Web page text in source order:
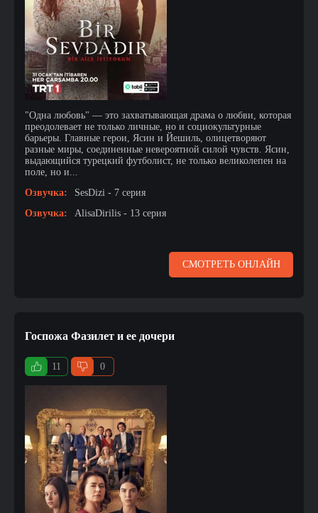
"Одна любовь" — это захватывающая драма о любви, которая
преодолевает не только личные, но и социокультурные
барьеры. Главные герои, Ясин и Йешиль, олицетворяют
разные миры, соединенные невероятной силой чувств. Ясин,
выдающийся турецкий футболист, не только великолепен на
поле, но и...
Озвучка:
SesDizi - 7 серия
Озвучка:
AlisaDirilis - 13 серия
СМОТРЕТЬ ОНЛАЙН
Госпожа Фазилет и ее дочери
11 0